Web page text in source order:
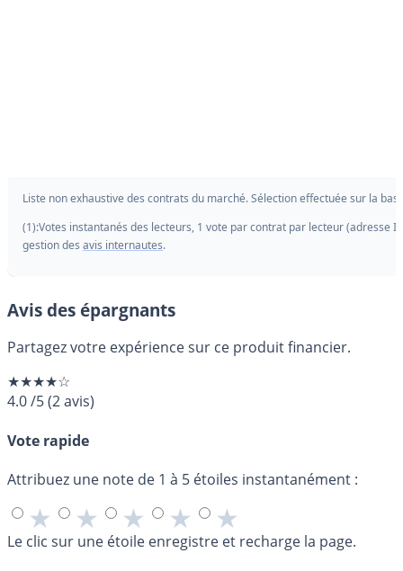
Liste non exhaustive des contrats du marché. Sélection effectuée sur la
(1):Votes instantanés des lecteurs, 1 vote par contrat par lecteur (adresse
gestion des avis internautes.
Avis des épargnants
Partagez votre expérience sur ce produit financier.
★★★★☆
4.0/5(2avis)
Vote rapide
Attribuez une note de 1 à 5 étoiles instantanément :
★ ★ ★ ★ ★
Le clic sur une étoile enregistre et recharge la page.